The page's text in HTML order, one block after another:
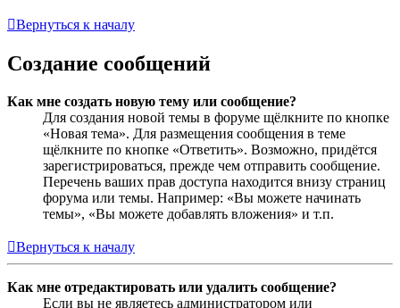
Вернуться к началу
Создание сообщений
Как мне создать новую тему или сообщение?
Для создания новой темы в форуме щёлкните по кнопке
«Новая тема». Для размещения сообщения в теме
щёлкните по кнопке «Ответить». Возможно, придётся
зарегистрироваться, прежде чем отправить сообщение.
Перечень ваших прав доступа находится внизу страниц
форума или темы. Например: «Вы можете начинать
темы», «Вы можете добавлять вложения» и т.п.
Вернуться к началу
Как мне отредактировать или удалить сообщение?
Если вы не являетесь администратором или